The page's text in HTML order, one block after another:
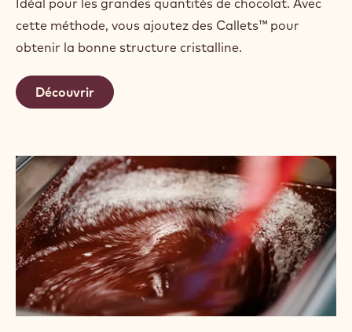
Idéal pour les grandes quantités de chocolat. Avec
cette méthode, vous ajoutez des Callets™ pour
obtenir la bonne structure cristalline.
Découvrir